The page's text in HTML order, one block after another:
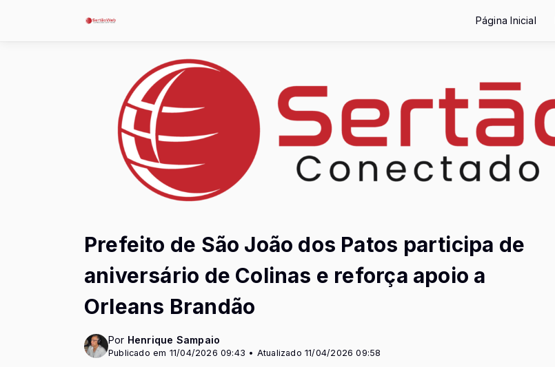
Página Inicial
Prefeito de São João dos Patos participa de
aniversário de Colinas e reforça apoio a
Orleans Brandão
Por Henrique Sampaio
Publicado em 11/04/2026 09:43 • Atualizado 11/04/2026 09:58